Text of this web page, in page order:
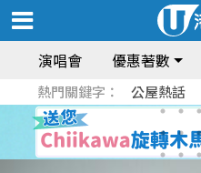
演唱會 優惠著數
熱門關鍵字： 公屋熱話